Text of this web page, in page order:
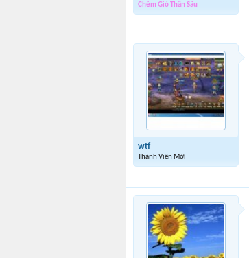
Chém Gió Thần Sầu
wtf
Thành Viên Mới